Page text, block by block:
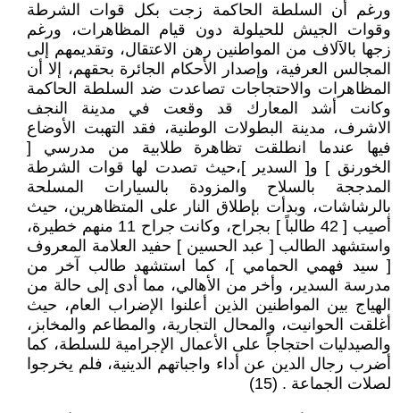
ورغم أن السلطة الحاكمة زجت بكل قوات الشرطة
وقوات الجيش للحيلولة دون قيام المظاهرات، ورغم
زجها بالآلاف من المواطنين رهن الاعتقال، وتقديمهم إلى
المجالس العرفية، وإصدار الأحكام الجائرة بحقهم، إلا أن
المظاهرات والاحتجاجات تصاعدت ضد السلطة الحاكمة
وكانت أشد المعارك قد وقعت في مدينة النجف
الاشرف، مدينة البطولات الوطنية، فقد التهبت الأوضاع
فيها عندما انطلقت تظاهرة طلابية من مدرسي [
الخورنق ] و[ السدير ]،حيث تصدت لها قوات الشرطة
المدججة بالسلاح والمزودة بالسيارات المسلحة
بالرشاشات، وبدأت بإطلاق النار على المتظاهرين، حيث
أصيب [ 42 طالباً ] بجراح، وكانت جراح 11 منهم خطيرة،
واستشهد الطالب [ عبد الحسين ] حفيد العلامة المعروف
[ سيد فهمي الحمامي ]، كما استشهد طالب آخر من
مدرسة السدير، وأخر من الأهالي، مما أدى إلى حالة من
الهياج بين المواطنين الذين أعلنوا الإضراب العام، حيث
أغلقت الحوانيت، والمحال التجارية، والمطاعم والمخابز،
والصيدليات احتجاجاً على الأعمال الإجرامية للسلطة، كما
أضرب رجال الدين عن أداء واجباتهم الدينية، فلم يخرجوا
لصلات الجماعة . (15)